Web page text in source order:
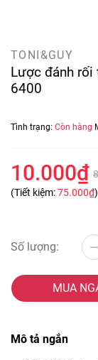
TONI&GUY
Lược đánh rối
6400
Tình trạng: Còn hàng
10.000₫
(Tiết kiệm:75.000₫)
Số lượng:
MUA
Mô tả ngắn